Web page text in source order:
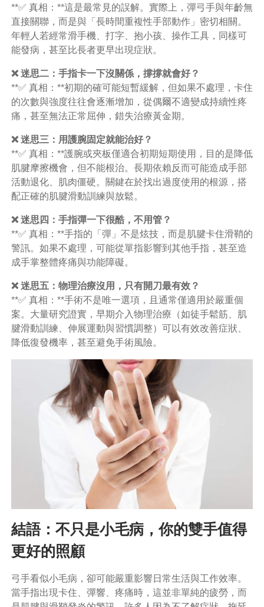
**✅ 真相：**這是最常見的誤解。實際上，彈弓手與年齡無
直接關聯，而是與「長時間重複性手部動作」密切相關。
年輕人若經常滑手機、打字、抱小孩、操作工具，同樣可
能發病，甚至比長者更早出現症狀。
❌ 迷思二：手指卡一下沒關係，撐撐就會好？
**✅ 真相：**初期的確可能短暫緩解，但如果不處理，卡住
的次數與強度往往會逐漸增加，從偶爾不適變成持續性疼
痛，甚至無法正常屈伸，錯失治療黃金期。
❌ 迷思三：用護腕固定就能治好？
**✅ 真相：**護腕或夾板僅適合初期短期使用，目的是降低
肌腱摩擦機會，但不能根治。長期依賴反而可能造成手部
活動退化、肌肉僵硬。關鍵在於找出過度使用的根源，搭
配正確的肌腱滑動訓練與放鬆。
❌ 迷思四：手指彈一下很酷，不用管？
**✅ 真相：**手指的「彈」不是炫技，而是肌腱卡住滑鞘的
警訊。如果不處理，可能從單指影響到其他手指，甚至造
成手掌整體疼痛與功能障礙。
❌ 迷思五：物理治療沒用，只有開刀最有效？
**✅ 真相：**手術不是唯一選項，且通常僅適用於嚴重個
案。大量研究證實，早期介入物理治療（如徒手鬆筋、肌
腱滑動訓練、伸展運動與習慣調整）可以有效改善症狀、
降低復發機率，甚至避免手術風險。
結語：不只是小毛病，你的雙手值得
更好的照顧
弓手看似小毛病，卻可能嚴重影響日常生活與工作效率。
當手指出現卡住、彈響、疼痛時，這並非單純的疲勞，而